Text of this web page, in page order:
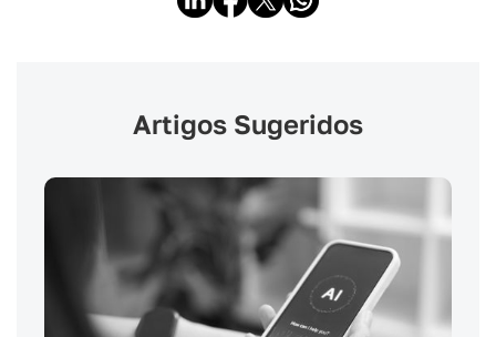
Artigos Sugeridos